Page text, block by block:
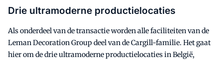
Drie ultramoderne productielocaties
Als onderdeel van de transactie worden alle faciliteiten van de
Leman Decoration Group deel van de Cargill-familie. Het gaat
hier om de drie ultramoderne productielocaties in België,